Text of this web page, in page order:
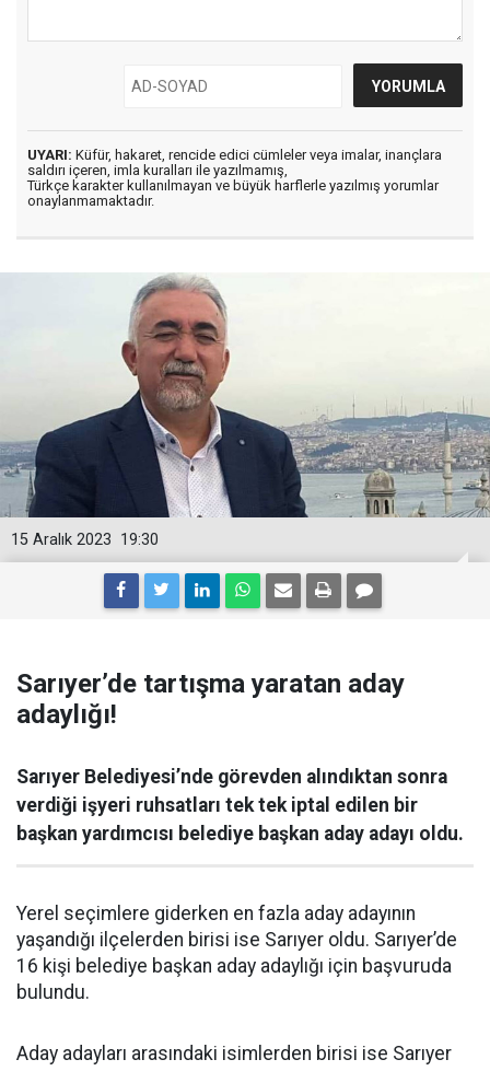
UYARI: Küfür, hakaret, rencide edici cümleler veya imalar, inançlara
saldırı içeren, imla kuralları ile yazılmamış,
Türkçe karakter kullanılmayan ve büyük harflerle yazılmış yorumlar
onaylanmamaktadır.
19:30
15 Aralık 2023
Sarıyer’de tartışma yaratan aday
adaylığı!
Sarıyer Belediyesi’nde görevden alındıktan sonra
verdiği işyeri ruhsatları tek tek iptal edilen bir
başkan yardımcısı belediye başkan aday adayı oldu.
Yerel seçimlere giderken en fazla aday adayının
yaşandığı ilçelerden birisi ise Sarıyer oldu. Sarıyer’de
16 kişi belediye başkan aday adaylığı için başvuruda
bulundu.
Aday adayları arasındaki isimlerden birisi ise Sarıyer